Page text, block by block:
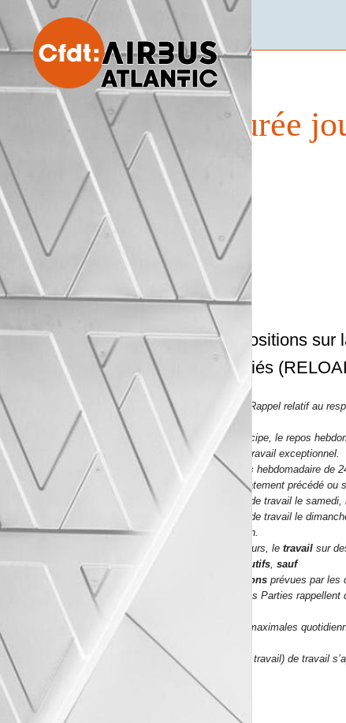
Durée
Dispositions sur
salariés
§ 5.2.4 Rappel relatif au
Par principe, le repos
cas de travail exceptionnel.
Le repos hebdomadaire
immédiatement précédé
En cas de travail le
En cas de travail le
quotidien.
Par ailleurs, le travail sur
consécutifs, sauf
exceptions prévues par les
Enfin, les Parties
durées maximales
code du travail) de travail